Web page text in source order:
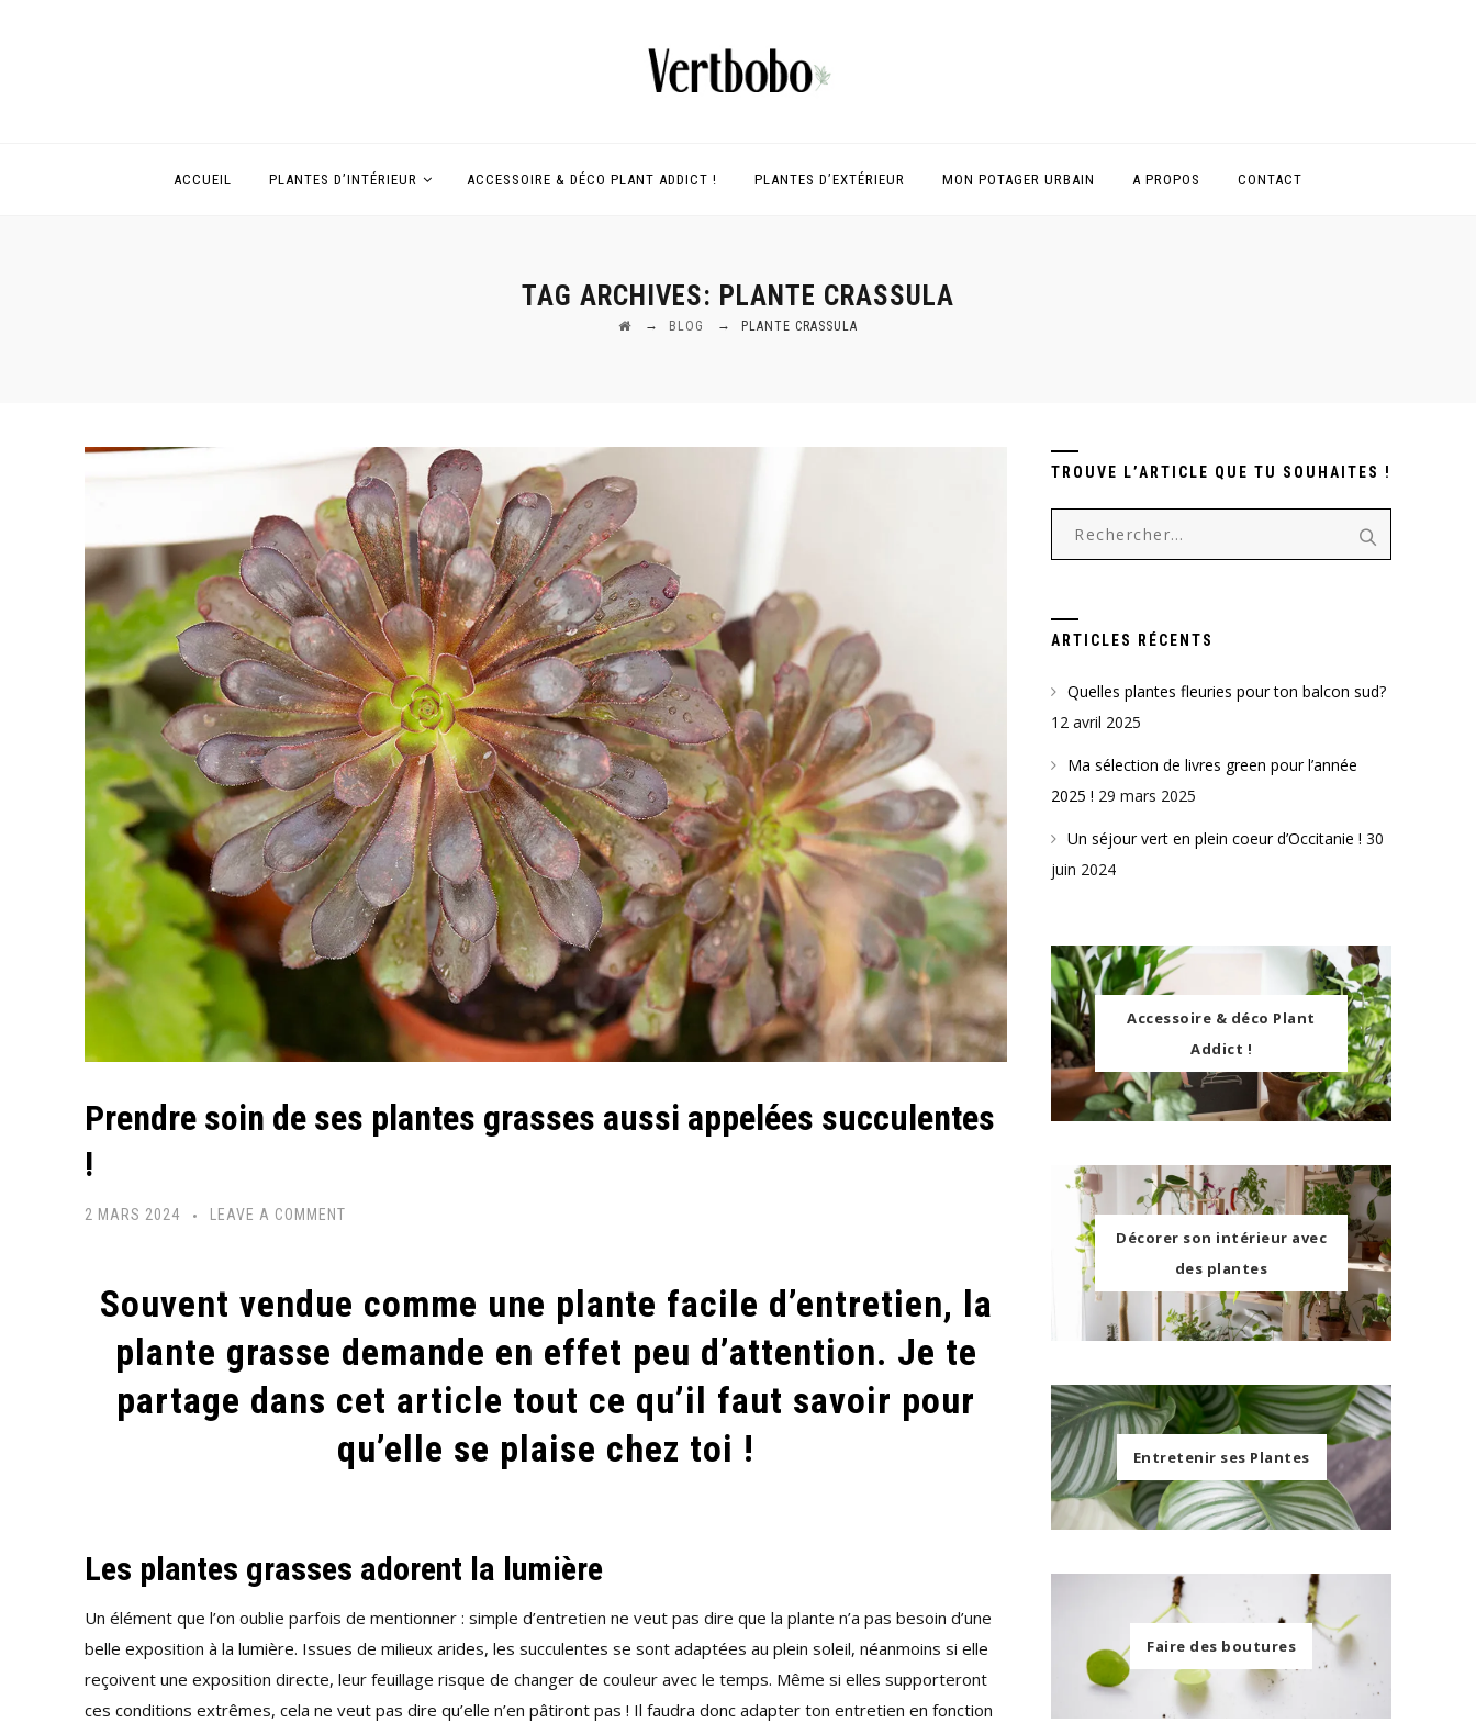
ACCUEIL PLANTES D’INTÉRIEUR ACCESSOIRE & DÉCO PLANT ADDICT ! PLANTES D’EXTÉRIEUR MON POTAGER URBAIN A PROPOS CONTACT
TAG ARCHIVES: PLANTE CRASSULA
→ BLOG → PLANTE CRASSULA
Prendre soin de ses plantes grasses aussi appelées succulentes
!
2 MARS 2024 LEAVE A COMMENT
Souvent vendue comme une plante facile d’entretien, la
plante grasse demande en effet peu d’attention. Je te
partage dans cet article tout ce qu’il faut savoir pour
qu’elle se plaise chez toi !
Les plantes grasses adorent la lumière
Un élément que l’on oublie parfois de mentionner : simple d’entretien ne veut pas dire que la plante n’a pas besoin d’une
belle exposition à la lumière. Issues de milieux arides, les succulentes se sont adaptées au plein soleil, néanmoins si elle
reçoivent une exposition directe, leur feuillage risque de changer de couleur avec le temps. Même si elles supporteront
ces conditions extrêmes, cela ne veut pas dire qu’elle n’en pâtiront pas ! Il faudra donc adapter ton entretien en fonction
TROUVE L’ARTICLE QUE TU SOUHAITES !
Rechercher :
ARTICLES RÉCENTS
Quelles plantes fleuries pour ton balcon sud?
12 avril 2025
Ma sélection de livres green pour l’année
2025 ! 29 mars 2025
Un séjour vert en plein coeur d’Occitanie ! 30
juin 2024
Accessoire & déco Plant
Addict !
Décorer son intérieur avec
des plantes
Entretenir ses Plantes
Faire des boutures